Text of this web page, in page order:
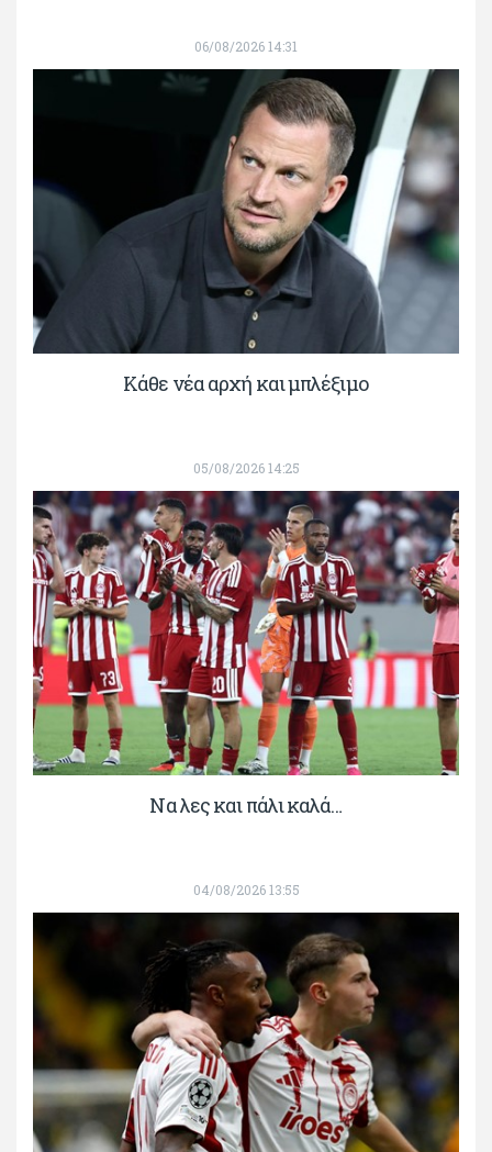
06/08/2026 14:31
Κάθε νέα αρχή και μπλέξιμο
05/08/2026 14:25
Να λες και πάλι καλά…
04/08/2026 13:55